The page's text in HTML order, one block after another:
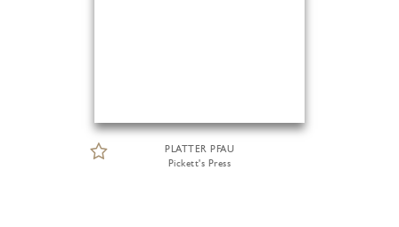
PLATTER PFAU
Pickett's Press